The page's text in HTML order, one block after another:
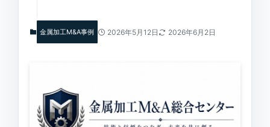
金属加工M&A事例 2026年5月12日 2026年6月2日